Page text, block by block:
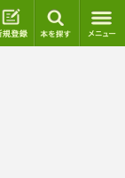
グイン 新規登録